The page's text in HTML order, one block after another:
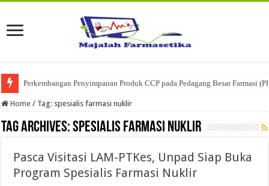
Perkembangan Penyimpanan Produk CCP pada Pedagang Besar Farmasi
Ketika Obat Menunggu Keputusan: Mengenal Peran Karantina Produk
Home / Tag: spesialis farmasi nuklir
Tag Archives:spesialis farmasi nuklir
Pasca Visitasi LAM-PTKes, Unpad Siap Buka
Program Spesialis Farmasi Nuklir